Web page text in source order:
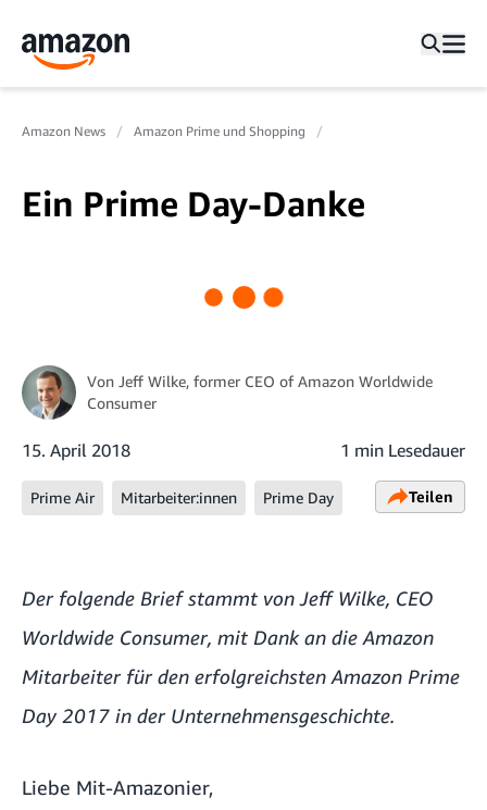
Amazon News Amazon Prime und Shopping
Ein Prime Day-Danke
Von Jeff Wilke, former CEO of Amazon Worldwide
Consumer
15. April 2018 1 min Lesedauer
Prime Air Mitarbeiter:innen Prime Day Teilen
Der folgende Brief stammt von Jeff Wilke, CEO
Worldwide Consumer, mit Dank an die Amazon
Mitarbeiter für den erfolgreichsten Amazon Prime
Day 2017 in der Unternehmensgeschichte.
Liebe Mit-Amazonier,